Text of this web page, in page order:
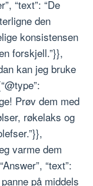
“text”: “De
den
konsistensen
forskjell.”}},
kan jeg bruke
Prøv dem med
røkelaks og
varme dem
“text”:
på middels